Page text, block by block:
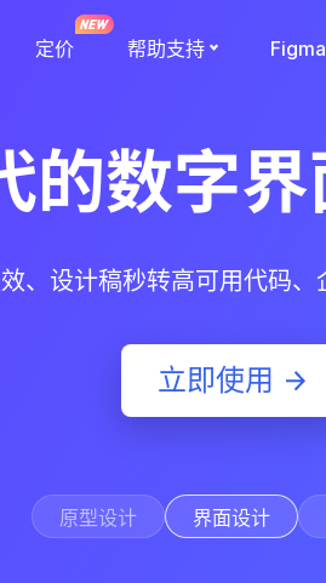
定价 帮助支持
的数字
、设计稿秒转高可用代码
立即使用
原型设计 界面设计